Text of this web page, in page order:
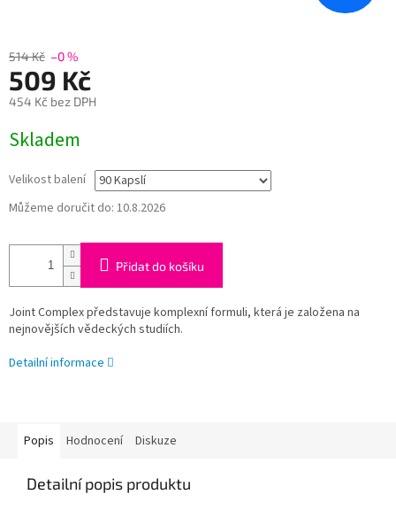
514 Kč –0 %
509 Kč
454 Kč bez DPH
cena:
Skladem
Velikost balení
Můžeme doručit do: 10.8.2026
Přidat do košíku
Joint Complex představuje komplexní formuli, která je založena na
nejnovějších vědeckých studiích.
Detailní informace
Popis Hodnocení Diskuze
Detailní popis produktu